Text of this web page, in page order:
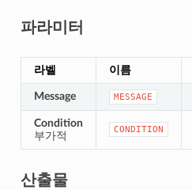
파라미터
라벨 이름
Message MESSAGE
Condition
부가적
CONDITION
산출물